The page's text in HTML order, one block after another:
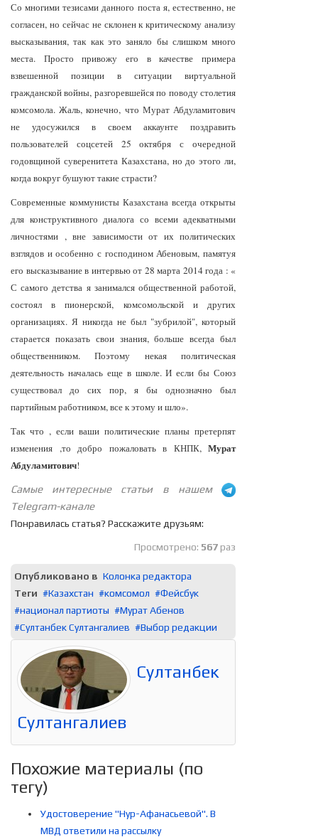
Со многими тезисами данного поста я, естественно, не
согласен, но сейчас не склонен к критическому анализу
высказывания, так как это заняло бы слишком много
места. Просто привожу его в качестве примера
взвешенной позиции в ситуации виртуальной
гражданской войны, разгоревшейся по поводу столетия
комсомола. Жаль, конечно, что Мурат Абдуламитович
не удосужился в своем аккаунте поздравить
пользователей соцсетей 25 октября с очередной
годовщиной суверенитета Казахстана, но до этого ли,
когда вокруг бушуют такие страсти?
Современные коммунисты Казахстана всегда открыты
для конструктивного диалога со всеми адекватными
личностями , вне зависимости от их политических
взглядов и особенно с господином Абеновым, памятуя
его высказывание в интервью от 28 марта 2014 года : «
С самого детства я занимался общественной работой,
состоял в пионерской, комсомольской и других
организациях. Я никогда не был "зубрилой", который
старается показать свои знания, больше всегда был
общественником. Поэтому некая политическая
деятельность началась еще в школе. И если бы Союз
существовал до сих пор, я бы однозначно был
партийным работником, все к этому и шло».
Так что , если ваши политические планы претерпят
изменения ,то добро пожаловать в КНПК,Мурат
Абдуламитович!
Самые интересные статьи в нашем
Telegram-канале
Понравилась статья? Расскажите друзьям:
Просмотрено: 567раз
Опубликовано в Колонка редактора
Теги
Казахстан комсомол
Фейсбук
национал партиоты
Мурат Абенов
Султанбек Султангалиев
Выбор редакции
Султанбек
Султангалиев
Похожие материалы (по
тегу)
Удостоверение "Нур-Афанасьевой". В
МВД ответили на рассылку